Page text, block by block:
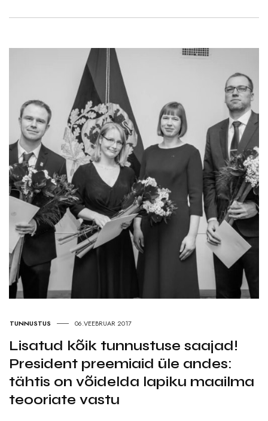
TUNNUSTUS 06.VEEBRUAR 2017
Lisatud kõik tunnustuse saajad!
President preemiaid üle andes:
tähtis on võidelda lapiku maailma
teooriate vastu